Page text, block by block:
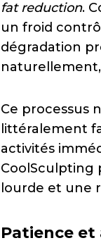
fat reduction.
un froid
dégradation
Ce processus
littéralement
activités
CoolSculpting
lourde et une
Patience